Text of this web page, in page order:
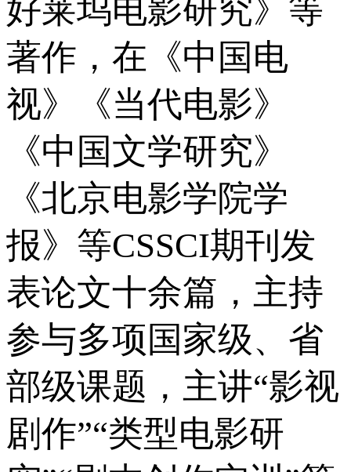
好莱坞电影研究》等
著作，在《中国电
视》《当代电影》
《中国文学研究》
《北京电影学院学
报》等CSSCI期刊发
表论文十余篇，主持
参与多项国家级、省
部级课题，主讲“影视
剧作”“类型电影研